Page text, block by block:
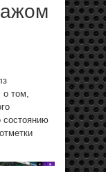
о том,
состоянию